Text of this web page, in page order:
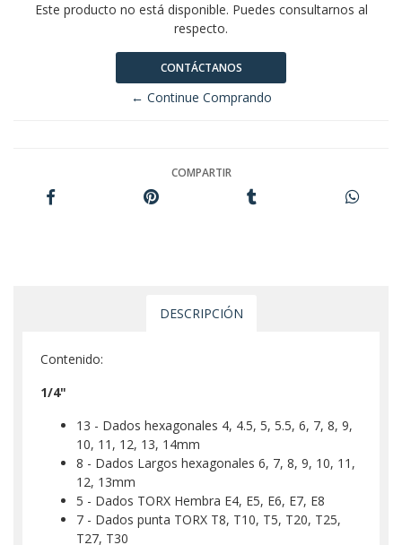
Este producto no está disponible. Puedes consultarnos al
respecto.
CONTÁCTANOS
← Continue Comprando
COMPARTIR
DESCRIPCIÓN
Contenido:
1/4"
13 - Dados hexagonales 4, 4.5, 5, 5.5, 6, 7, 8, 9,
10, 11, 12, 13, 14mm
8 - Dados Largos hexagonales 6, 7, 8, 9, 10, 11,
12, 13mm
5 - Dados TORX Hembra E4, E5, E6, E7, E8
7 - Dados punta TORX T8, T10, T5, T20, T25,
T27, T30